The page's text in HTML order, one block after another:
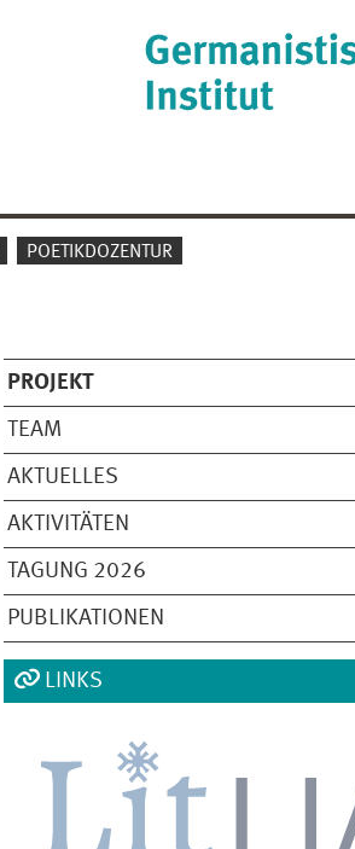
POETIKDOZENTUR
PROJEKT
TEAM
AKTUELLES
AKTIVITÄTEN
TAGUNG 2026
PUBLIKATIONEN
LINKS